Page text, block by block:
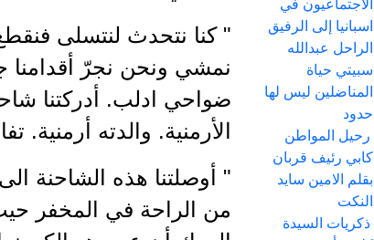
اسبانيا إلى الرفيق
الراحل عبدالله
سبيتي حياة
المناضلين ليس لها
حدود
رحيل المواطن
كابي رئيف قربان
بقلم الامين سايد
النكت
ذكريات السيدة
" كنا نتحدث لنتسلى
نمشي ونحن نجرّ أقدامنا
ضواحي ادلب. أدركتنا
الأرمنية. والدته أرمنية.
" أوصلتنا هذه الشاحنة
من الراحة في المخفر